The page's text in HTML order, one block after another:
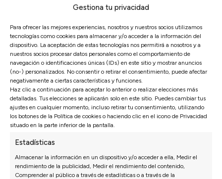
Gestiona tu privacidad
Para ofrecer las mejores experiencias, nosotros y nuestros socios utilizamos
tecnologías como cookies para almacenar y/o acceder a la información del
dispositivo. La aceptación de estas tecnologías nos permitirá a nosotros y a
nuestros socios procesar datos personales como el comportamiento de
navegación o identificaciones únicas (IDs) en este sitio y mostrar anuncios
(no-) personalizados. No consentir o retirar el consentimiento, puede afectar
negativamente a ciertas características y funciones.
Haz clic a continuación para aceptar lo anterior o realizar elecciones más
detalladas. Tus elecciones se aplicarán solo en este sitio. Puedes cambiar tus
ajustes en cualquier momento, incluso retirar tu consentimiento, utilizando
los botones de la Política de cookies o haciendo clic en el icono de Privacidad
situado en la parte inferior de la pantalla.
Estadísticas
Almacenar la información en un dispositivo y/o acceder a ella, Medir el
rendimiento de la publicidad, Medir el rendimiento del contenido,
Comprender al público a través de estadísticas o a través de la
4,6
Basado en3128opiniones
Ver más opiniones
27/07/2026
rápido. En
listo.
Isabel N.
*** nos recomendó una configuración que
principio no habíamos pensado y ha
perfecta.